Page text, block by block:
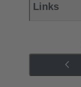
Links